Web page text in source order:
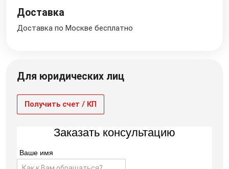
Доставка
Доставка по Москве бесплатно
Для юридических лиц
Получить счет / КП
Заказать консультацию
Ваше имя